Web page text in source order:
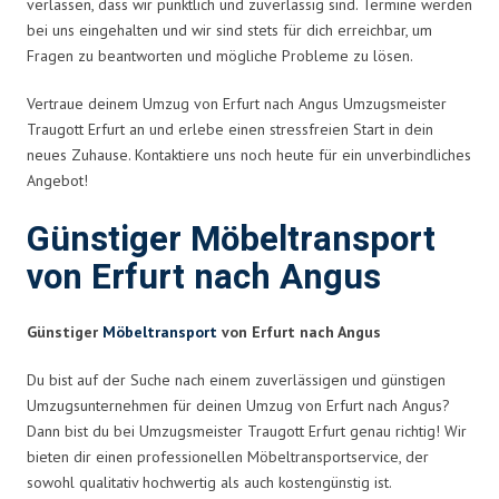
verlassen, dass wir pünktlich und zuverlässig sind. Termine werden
bei uns eingehalten und wir sind stets für dich erreichbar, um
Fragen zu beantworten und mögliche Probleme zu lösen.
Vertraue deinem Umzug von Erfurt nach Angus Umzugsmeister
Traugott Erfurt an und erlebe einen stressfreien Start in dein
neues Zuhause. Kontaktiere uns noch heute für ein unverbindliches
Angebot!
Günstiger Möbeltransport
von Erfurt nach Angus
Günstiger Möbeltransport von Erfurt nach Angus
Du bist auf der Suche nach einem zuverlässigen und günstigen
Umzugsunternehmen für deinen Umzug von Erfurt nach Angus?
Dann bist du bei Umzugsmeister Traugott Erfurt genau richtig! Wir
bieten dir einen professionellen Möbeltransportservice, der
sowohl qualitativ hochwertig als auch kostengünstig ist.